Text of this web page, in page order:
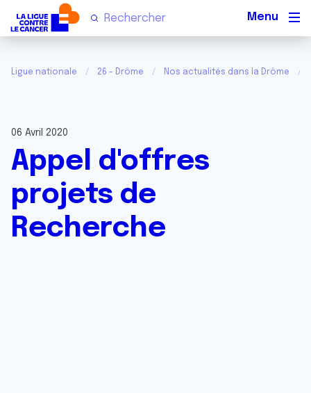
Ligue nationale 26 - Drôme Nos actualités dans la Drôme
06 Avril 2020
Appel d'offres
projets de
Recherche